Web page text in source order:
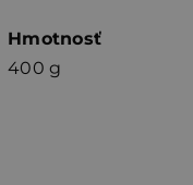
Hmotnosť
400 g